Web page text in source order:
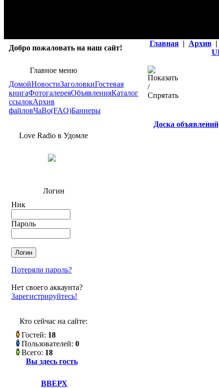
Добро пожаловать на наш сайт!
Главная | Архив |
Главное меню
ДомойНовостиЗаголовкиГостевая
книгаФотогалереяОбъявленияКаталог
ссылокАрхив
файловЧаВо(FAQ)Баннеры
Love Radio в Удомле
Логин
Ник
Пароль
Потеряли пароль?
Нет своего аккаунта?
Зарегистрируйтесь!
Кто сейчас на сайте:
Гостей: 18
Пользователей: 0
Всего: 18
Вы здесь гость
Доска объявлений
ВВЕРХ